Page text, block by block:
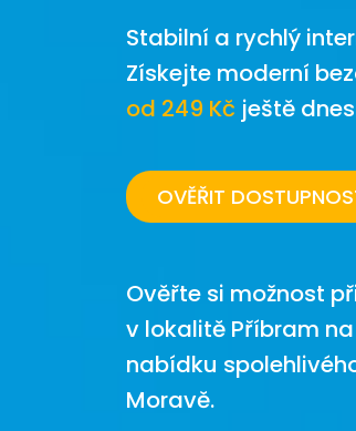
Stabilní a rychlý
Získejte moderní
od 249 Kč ještě
OVĚŘIT
Ověřte si možnost
v lokalitě Příbram
nabídku
Moravě.